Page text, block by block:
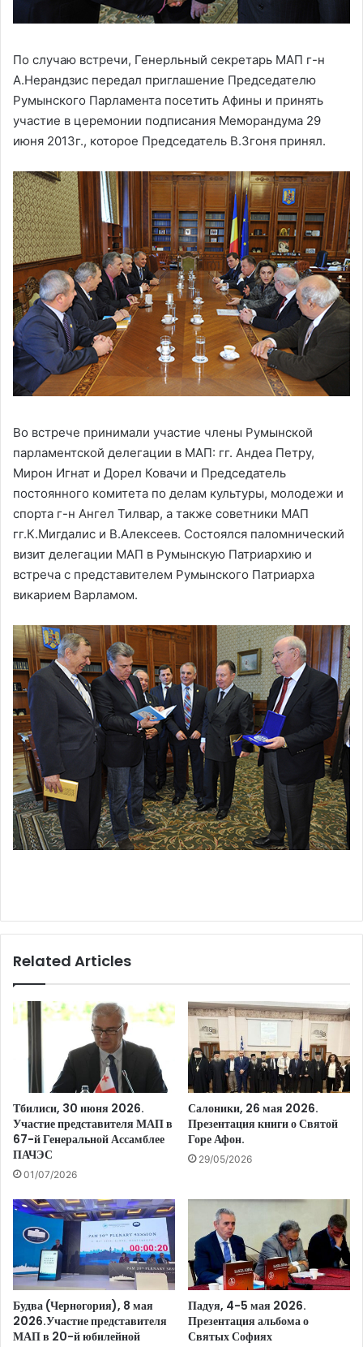
По случаю встречи, Генерльный секретарь МАП г-н
А.Нерандзис передал приглашение Председателю
Румынского Парламента посетить Афины и принять
участие в церемонии подписания Меморандума 29
июня 2013г., которое Председатель В.Згоня принял.
Во встрече принимали участие члены Румынской
парламентской делегации в МАП: гг. Андеа Петру,
Мирон Игнат и Дорел Ковачи и Председатель
постоянного комитета по делам культуры, молодежи и
спорта г-н Ангел Тилвар, а также советники МАП
гг.К.Мигдалис и В.Алексеев. Состоялся паломнический
визит делегации МАП в Румынскую Патриархию и
встреча с представителем Румынского Патриарха
викарием Варламом.
Related Articles
Тбилиси, 30 июня 2026.
Участие представителя МАП в
67-й Генеральной Ассамблее
ПАЧЭС
01/07/2026
Салоники, 26 мая 2026.
Презентация книги о Святой
Горе Афон.
29/05/2026
Будва (Черногория), 8 мая
2026.Участие представителя
МАП в 20-й юбилейной
Падуя, 4-5 мая 2026.
Презентация альбома о
Святых Софиях